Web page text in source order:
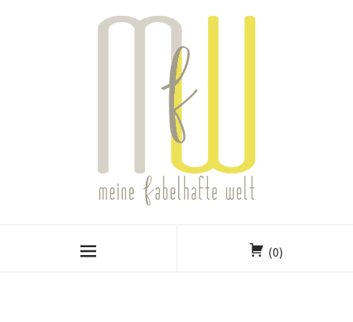
(0)